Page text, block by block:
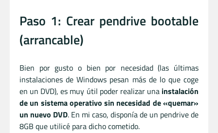
Paso 1: Crear pendrive bootable
(arrancable)
Bien por gusto o bien por necesidad (las últimas
instalaciones de Windows pesan más de lo que coge
en un DVD), es muy útil poder realizar una instalación
de un sistema operativo sin necesidad de «quemar»
un nuevo DVD. En mi caso, disponía de un pendrive de
8GB que utilicé para dicho cometido.